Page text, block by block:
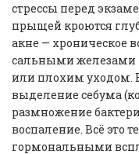
стрессы перед
прыщей кроются
акне — хроническое
сальными железами
или плохим уходом.
выделение себума
размножение
воспаление. Всё это
гормональными